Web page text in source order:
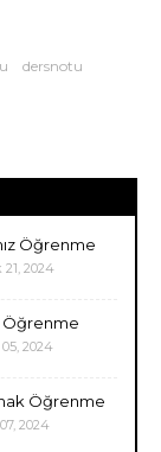
dersnotu
Öğrenme
21, 2024
Öğrenme
2024
Öğrenme
2024